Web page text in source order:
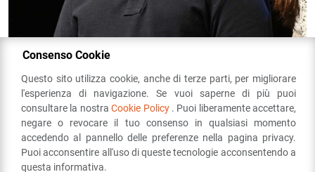
Consenso Cookie
Questo sito utilizza cookie, anche di terze parti, per migliorare
l'esperienza di navigazione. Se vuoi saperne di più puoi
consultare la nostraCookie Policy . Puoi liberamente accettare,
negare o revocare il tuo consenso in qualsiasi momento
accedendo al pannello delle preferenze nella pagina privacy.
Puoi acconsentire all'uso di queste tecnologie acconsentendo a
questa informativa.